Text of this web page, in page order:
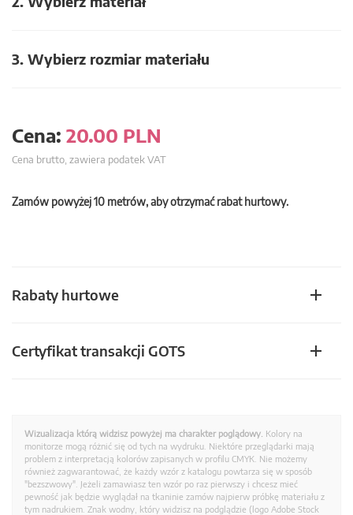
3. Wybierz rozmiar materiału
Cena: 20.00 PLN
Cena brutto, zawiera podatek VAT
Zamów powyżej 10 metrów, aby otrzymać rabat hurtowy.
Rabaty hurtowe
Certyfikat transakcji GOTS
Wizualizacja którą widzisz powyżej ma charakter poglądowy. Kolory na
monitorze mogą różnić się od tych na wydruku. Niektóre przeglądarki mają
problem z interpretacją kolorów zapisanych w profilu CMYK. Nie możemy
również zagwarantować, że każdy wzór z katalogu powtarza się w sposób
"bezszwowy". Jeżeli zamawiasz ten wzór po raz pierwszy i chcesz mieć
pewność jak będzie wyglądał na tkaninie zamów najpierw próbkę materiału z
tym nadrukiem. Znak wodny, który widzisz na podglądzie (logo Adobe Stock